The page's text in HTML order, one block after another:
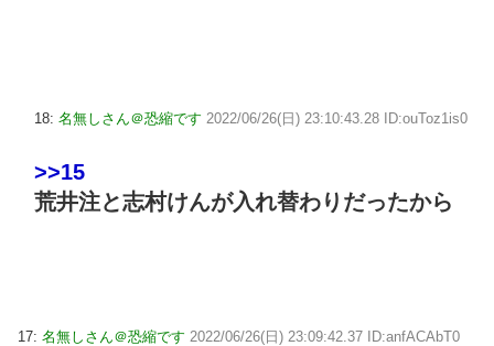
18: 名無しさん＠恐縮です 2022/06/26(日) 23:10:43.28 ID:ouToz1is0
>>15
荒井注と志村けんが入れ替わりだったから
17: 名無しさん＠恐縮です 2022/06/26(日) 23:09:42.37 ID:anfACAbT0